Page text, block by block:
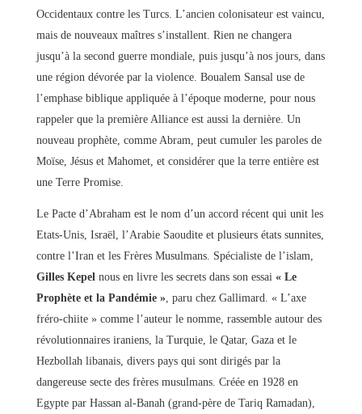
Occidentaux contre les Turcs. L’ancien colonisateur est vaincu,
mais de nouveaux maîtres s’installent. Rien ne changera
jusqu’à la second guerre mondiale, puis jusqu’à nos jours, dans
une région dévorée par la violence. Boualem Sansal use de
l’emphase biblique appliquée à l’époque moderne, pour nous
rappeler que la première Alliance est aussi la dernière. Un
nouveau prophète, comme Abram, peut cumuler les paroles de
Moïse, Jésus et Mahomet, et considérer que la terre entière est
une Terre Promise.
Le Pacte d’Abraham est le nom d’un accord récent qui unit les
Etats-Unis, Israël, l’Arabie Saoudite et plusieurs états sunnites,
contre l’Iran et les Frères Musulmans. Spécialiste de l’islam,
Gilles Kepel nous en livre les secrets dans son essai « Le
Prophète et la Pandémie », paru chez Gallimard. « L’axe
fréro-chiite » comme l’auteur le nomme, rassemble autour des
révolutionnaires iraniens, la Turquie, le Qatar, Gaza et le
Hezbollah libanais, divers pays qui sont dirigés par la
dangereuse secte des frères musulmans. Créée en 1928 en
Egypte par Hassan al-Banah (grand-père de Tariq Ramadan),